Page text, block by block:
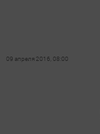
09 апреля 2016, 08:00